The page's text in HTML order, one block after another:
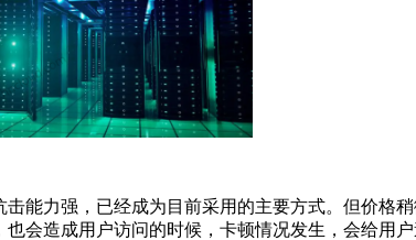
能力强，已经成为目前采用的主要方式。但价格
会造成用户访问的时候，卡顿情况发生，会给用户